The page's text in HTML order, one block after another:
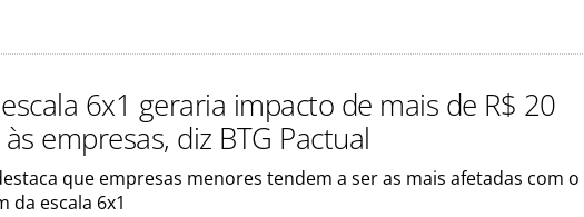
6x1 geraria impacto de mais de R$ 20
empresas, diz BTG Pactual
que empresas menores tendem a ser as mais afetadas com o
da escala 6x1